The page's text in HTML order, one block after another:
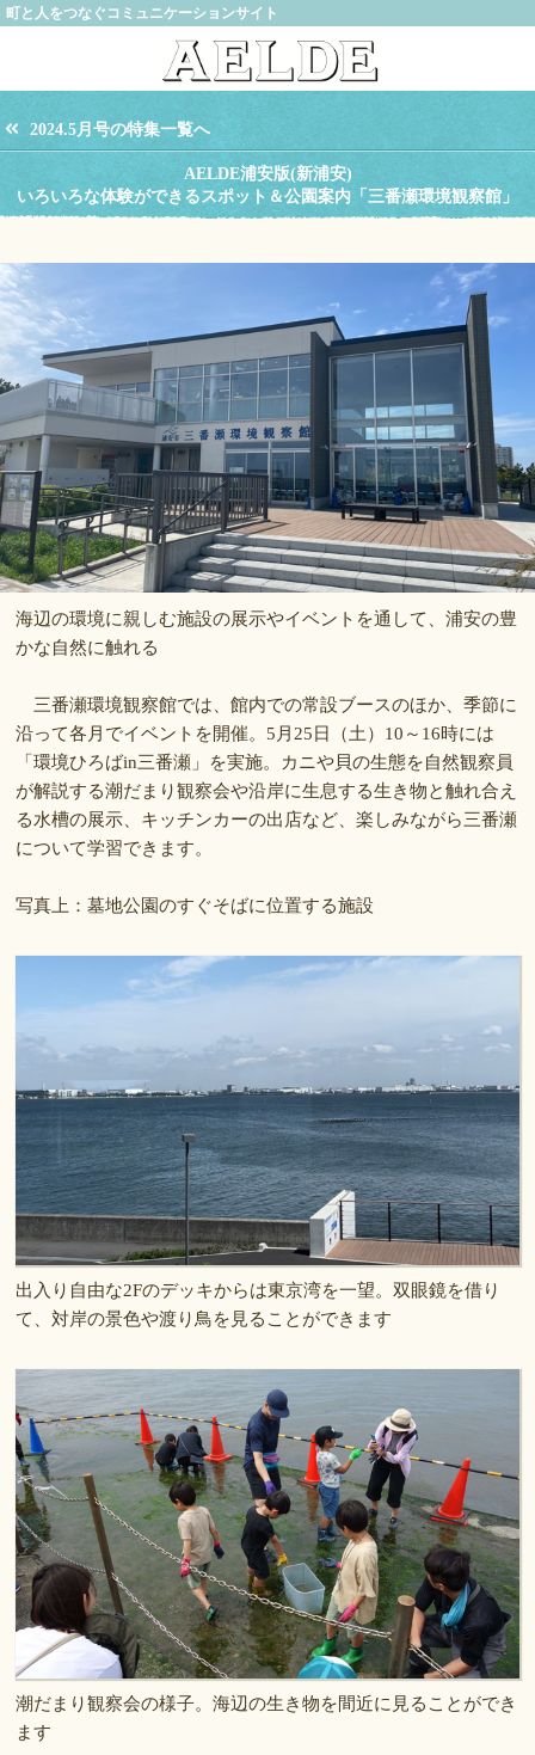
町と人をつなぐコミュニケーションサイト
2024.5月号の特集一覧へ
AELDE浦安版(新浦安)
いろいろな体験ができるスポット＆公園案内「三番瀬環境観察館」
海辺の環境に親しむ施設の展示やイベントを通して、浦安の豊
かな自然に触れる
三番瀬環境観察館では、館内での常設ブースのほか、季節に
沿って各月でイベントを開催。5月25日（土）10～16時には
「環境ひろばin三番瀬」を実施。カニや貝の生態を自然観察員
が解説する潮だまり観察会や沿岸に生息する生き物と触れ合え
る水槽の展示、キッチンカーの出店など、楽しみながら三番瀬
について学習できます。
写真上：墓地公園のすぐそばに位置する施設
出入り自由な2Fのデッキからは東京湾を一望。双眼鏡を借り
て、対岸の景色や渡り鳥を見ることができます
潮だまり観察会の様子。海辺の生き物を間近に見ることができ
ます